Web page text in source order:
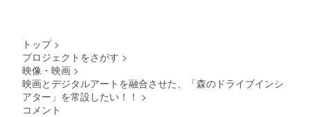
掲載 ※
掲載 ※
上映前
い。 ■
上映前
ご利用
も可能
両での
ご利用
上映チ
ケット
トップ >
プロジェクトをさがす >
映像・映画 >
映画とデジタルアートを融合させた、「森のドライブインシ
アター」を常設したい！！ >
コメント